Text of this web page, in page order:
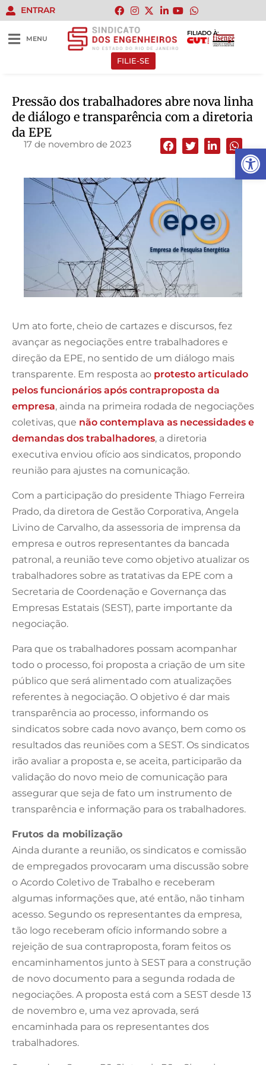
Abrir
ENTRAR
MENU
FILIADO À:
FILIE-SE
Pressão dos trabalhadores abre nova linha
de diálogo e transparência com a diretoria
da EPE
17 de novembro de 2023
Um ato forte, cheio de cartazes e discursos, fez
avançar as negociações entre trabalhadores e
direção da EPE, no sentido de um diálogo mais
transparente. Em resposta ao protesto articulado
pelos funcionários após contraproposta da
empresa, ainda na primeira rodada de negociações
coletivas, que não contemplava as necessidades e
demandas dos trabalhadores, a diretoria
executiva enviou ofício aos sindicatos, propondo
reunião para ajustes na comunicação.
Com a participação do presidente Thiago Ferreira
Prado, da diretora de Gestão Corporativa, Angela
Livino de Carvalho, da assessoria de imprensa da
empresa e outros representantes da bancada
patronal, a reunião teve como objetivo atualizar os
trabalhadores sobre as tratativas da EPE com a
Secretaria de Coordenação e Governança das
Empresas Estatais (SEST), parte importante da
negociação.
Para que os trabalhadores possam acompanhar
todo o processo, foi proposta a criação de um site
público que será alimentado com atualizações
referentes à negociação. O objetivo é dar mais
transparência ao processo, informando os
sindicatos sobre cada novo avanço, bem como os
resultados das reuniões com a SEST. Os sindicatos
irão avaliar a proposta e, se aceita, participarão da
validação do novo meio de comunicação para
assegurar que seja de fato um instrumento de
transparência e informação para os trabalhadores.
Frutos da mobilização
Ainda durante a reunião, os sindicatos e comissão
de empregados provocaram uma discussão sobre
o Acordo Coletivo de Trabalho e receberam
algumas informações que, até então, não tinham
acesso. Segundo os representantes da empresa,
tão logo receberam ofício informando sobre a
rejeição de sua contraproposta, foram feitos os
encaminhamentos junto à SEST para a construção
de novo documento para a segunda rodada de
negociações. A proposta está com a SEST desde 13
de novembro e, uma vez aprovada, será
encaminhada para os representantes dos
trabalhadores.